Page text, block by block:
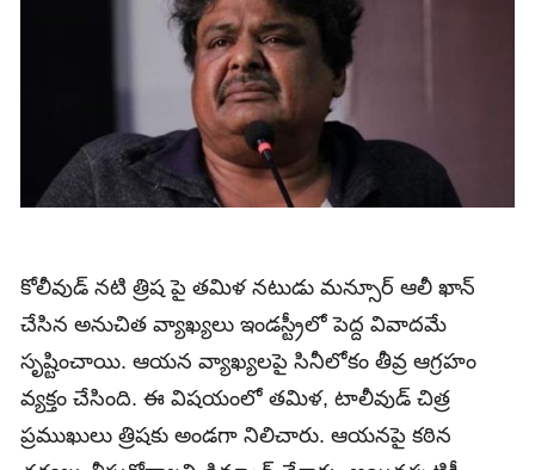
కోలీవుడ్ నటి త్రిష పై త‌మిళ న‌టుడు మన్సూర్ ఆలీ ఖాన్
చేసిన అనుచిత వ్యాఖ్యలు ఇండస్ట్రీలో పెద్ద వివాదమే
సృష్టించాయి. ఆయన వ్యాఖ్యలపై సినీలోకం తీవ్ర ఆగ్రహం
వ్యక్తం చేసింది. ఈ విషయంలో తమిళ, టాలీవుడ్‌ చిత్ర
ప్రముఖులు త్రిషకు అండగా నిలిచారు. ఆయనపై కఠిన